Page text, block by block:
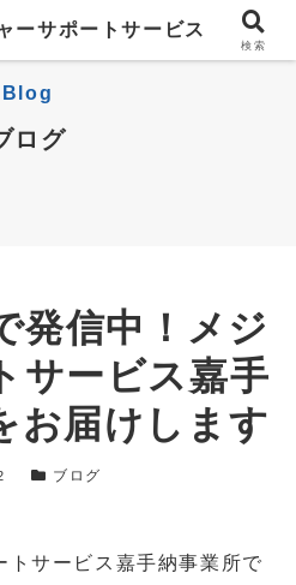
Blog
ログ
発信中！メジ
サービス嘉手
お届けします
ブログ
トサービス嘉手納事業所で
検索